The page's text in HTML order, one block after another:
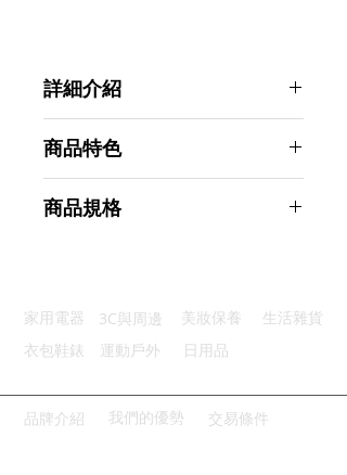
詳細介紹
商品特色
舒適解壓：太空記憶棉柔軟有彈性
商品規格
商品尺寸：36*31*12cm
商品重量(g)：470
代理商：亞桓有限公司
家用電器 3C與周邊 美妝保養
生活雜貨
衣包鞋錶
運動戶外 日用品
品牌介紹 我們的優勢 交易條件